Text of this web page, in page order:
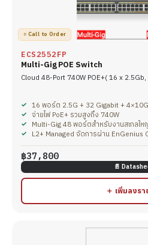
○ Call to Order
ECS2552FP
Multi-Gig POE Switch
Cloud 48-Port 740W POE+( 16 x
16 พอร์ต 2.5G + 32 Gigabit +
จ่ายไฟ PoE+ รวมสูงถึง 740W
Multi-Gig 48 พอร์ตสำหรับงานสเกลใ
L2+ Managed จัดการผ่าน EnGenius
฿37,800
📄
＋ เพิ่มลงร